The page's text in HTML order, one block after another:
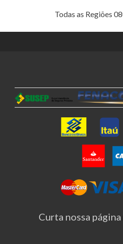
Todas as Regiões
Curta nossa